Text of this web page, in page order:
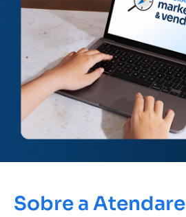
Sobre a Atendare